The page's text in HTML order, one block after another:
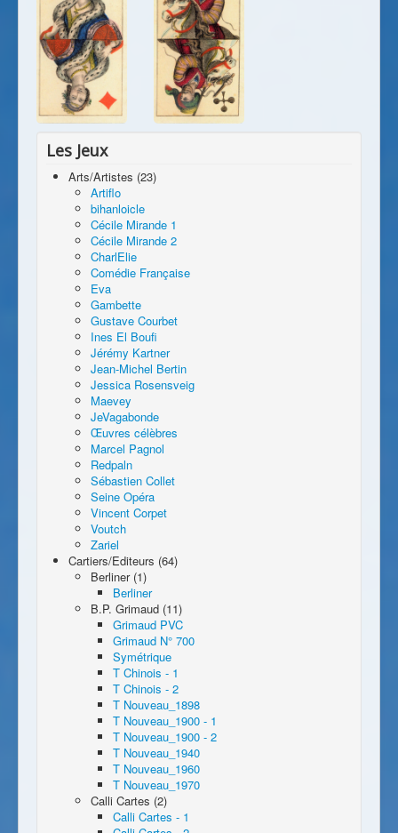
Les Jeux
Arts/Artistes (23)
Artiflo
bihanloicle
Cécile Mirande 1
Cécile Mirande 2
CharlElie
Comédie Française
Eva
Gambette
Gustave Courbet
Ines El Boufi
Jérémy Kartner
Jean-Michel Bertin
Jessica Rosensveig
Maevey
JeVagabonde
Œuvres célèbres
Marcel Pagnol
Redpaln
Sébastien Collet
Seine Opéra
Vincent Corpet
Voutch
Zariel
Cartiers/Editeurs (64)
Berliner (1)
Berliner
B.P. Grimaud (11)
Grimaud PVC
Grimaud N° 700
Symétrique
T Chinois - 1
T Chinois - 2
T Nouveau_1898
T Nouveau_1900 - 1
T Nouveau_1900 - 2
T Nouveau_1940
T Nouveau_1960
T Nouveau_1970
Calli Cartes (2)
Calli Cartes - 1